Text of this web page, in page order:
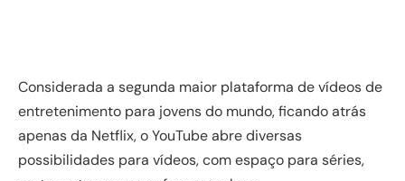
Considerada a segunda maior plataforma de vídeos de
entretenimento para jovens do mundo, ficando atrás
apenas da Netflix, o YouTube abre diversas
possibilidades para vídeos, com espaço para séries,